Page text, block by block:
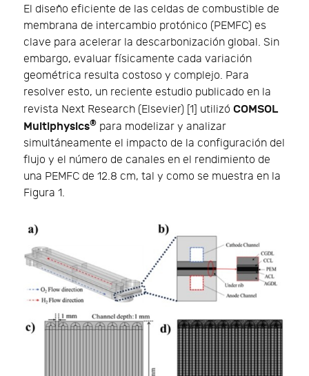
El diseño eficiente de las celdas de combustible de
membrana de intercambio protónico (PEMFC) es
clave para acelerar la descarbonización global. Sin
embargo, evaluar físicamente cada variación
geométrica resulta costoso y complejo. Para
resolver esto, un reciente estudio publicado en la
revista Next Research (Elsevier) [1] utilizó COMSOL
Multiphysics® para modelizar y analizar
simultáneamente el impacto de la configuración del
flujo y el número de canales en el rendimiento de
una PEMFC de 12.8 cm, tal y como se muestra en la
Figura 1.